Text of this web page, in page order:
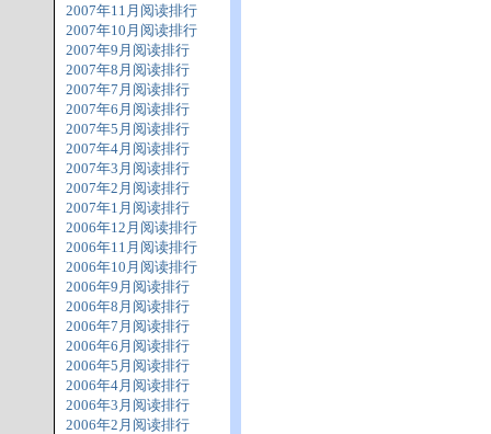
2007年11月阅读排行
2007年10月阅读排行
2007年9月阅读排行
2007年8月阅读排行
2007年7月阅读排行
2007年6月阅读排行
2007年5月阅读排行
2007年4月阅读排行
2007年3月阅读排行
2007年2月阅读排行
2007年1月阅读排行
2006年12月阅读排行
2006年11月阅读排行
2006年10月阅读排行
2006年9月阅读排行
2006年8月阅读排行
2006年7月阅读排行
2006年6月阅读排行
2006年5月阅读排行
2006年4月阅读排行
2006年3月阅读排行
2006年2月阅读排行